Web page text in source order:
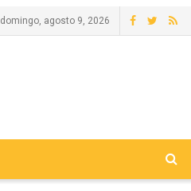
domingo, agosto 9, 2026